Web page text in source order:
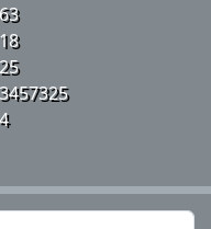
63
18
25
3457325
4